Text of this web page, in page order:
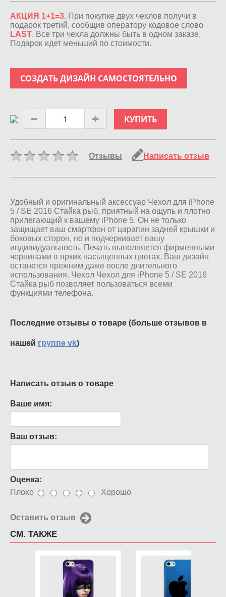
АКЦИЯ 1+1=3. При покупке двух чехлов получи в
подарок третий, сообщив оператору кодовое слово
LAST. Все три чехла должны быть в одном заказе.
Подарок идет меньший по стоимости.
СОЗДАТЬ ДИЗАЙН САМОСТОЯТЕЛЬНО
КУПИТЬ
Отзывы Написать отзыв
Удобный и оригинальный аксессуар Чехол для iPhone
5 / SE 2016 Стайка рыб, приятный на ощупь и плотно
прилегающий к вашему iPhone 5. Он не только
защищает ваш смартфон от царапин задней крышки и
боковых сторон, но и подчеркивает вашу
индивидуальность. Печать выполняется фирменными
чернилами в ярких насыщенных цветах. Ваш дизайн
останется прежним даже после длительного
использования. Чехол Чехол для iPhone 5 / SE 2016
Стайка рыб позволяет пользоваться всеми
функциями телефона.
Последние отзывы о товаре (больше отзывов в
нашей группе vk)
Написать отзыв о товаре
Ваше имя:
Ваш отзыв:
Оценка:
Плохо
Хорошо
Оставить отзыв
СМ. ТАКЖЕ